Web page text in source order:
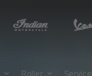
Roller Service